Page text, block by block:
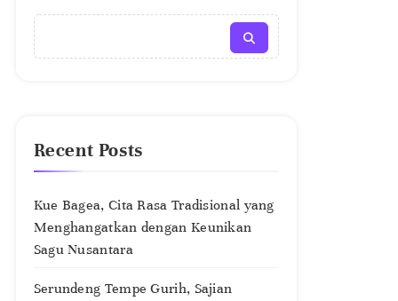
Recent Posts
Kue Bagea, Cita Rasa Tradisional yang
Menghangatkan dengan Keunikan
Sagu Nusantara
Serundeng Tempe Gurih, Sajian